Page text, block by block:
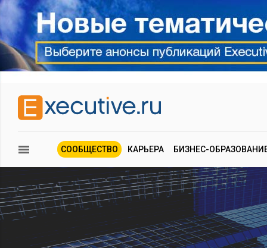
СООБЩЕСТВО КАРЬЕРА БИЗНЕС-